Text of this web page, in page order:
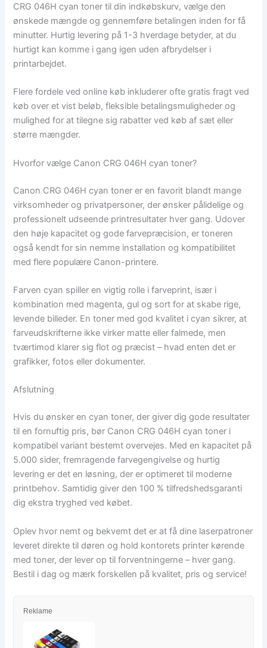
CRG 046H cyan toner til din indkøbskurv, vælge den
ønskede mængde og gennemføre betalingen inden for få
minutter. Hurtig levering på 1-3 hverdage betyder, at du
hurtigt kan komme i gang igen uden afbrydelser i
printarbejdet.
Flere fordele ved online køb inkluderer ofte gratis fragt ved
køb over et vist beløb, fleksible betalingsmuligheder og
mulighed for at tilegne sig rabatter ved køb af sæt eller
større mængder.
Hvorfor vælge Canon CRG 046H cyan toner?
Canon CRG 046H cyan toner er en favorit blandt mange
virksomheder og privatpersoner, der ønsker pålidelige og
professionelt udseende printresultater hver gang. Udover
den høje kapacitet og gode farvepræcision, er toneren
også kendt for sin nemme installation og kompatibilitet
med flere populære Canon-printere.
Farven cyan spiller en vigtig rolle i farveprint, især i
kombination med magenta, gul og sort for at skabe rige,
levende billeder. En toner med god kvalitet i cyan sikrer, at
farveudskrifterne ikke virker matte eller falmede, men
tværtimod klarer sig flot og præcist – hvad enten det er
grafikker, fotos eller dokumenter.
Afslutning
Hvis du ønsker en cyan toner, der giver dig gode resultater
til en fornuftig pris, bør Canon CRG 046H cyan toner i
kompatibel variant bestemt overvejes. Med en kapacitet på
5.000 sider, fremragende farvegengivelse og hurtig
levering er det en løsning, der er optimeret til moderne
printbehov. Samtidig giver den 100 % tilfredshedsgaranti
dig ekstra tryghed ved købet.
Oplev hvor nemt og bekvemt det er at få dine laserpatroner
leveret direkte til døren og hold kontorets printer kørende
med toner, der lever op til forventningerne – hver gang.
Bestil i dag og mærk forskellen på kvalitet, pris og service!
Reklame